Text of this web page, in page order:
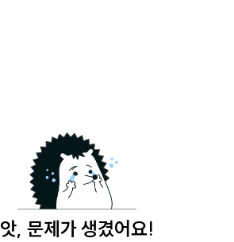
앗, 문제가 생겼어요!